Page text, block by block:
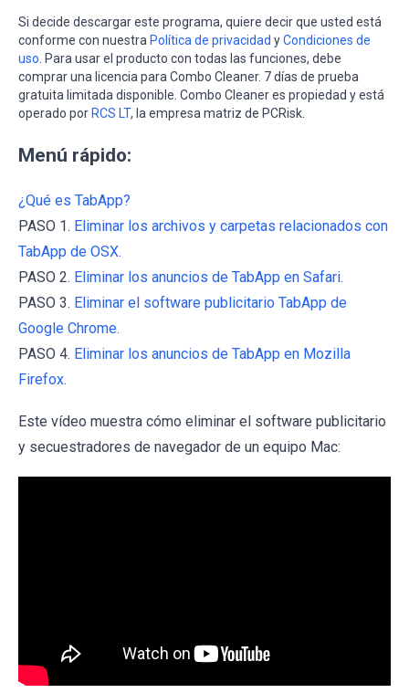
Si decide descargar este programa, quiere decir que usted está
conforme con nuestra Política de privacidad yCondiciones de
uso . Para usar el producto con todas las funciones, debe
comprar una licencia para Combo Cleaner. 7 días de prueba
gratuita limitada disponible. Combo Cleaner es propiedad y está
operado por RCS LT, la empresa matriz de PCRisk.
Menú rápido:
¿Qué es TabApp?
PASO 1. Eliminar los archivos y carpetas relacionados con
TabApp de OSX.
PASO 2. Eliminar los anuncios de TabApp en Safari.
PASO 3. Eliminar el software publicitario TabApp de
Google Chrome.
PASO 4. Eliminar los anuncios de TabApp en Mozilla
Firefox.
Este vídeo muestra cómo eliminar el software publicitario
y secuestradores de navegador de un equipo Mac: